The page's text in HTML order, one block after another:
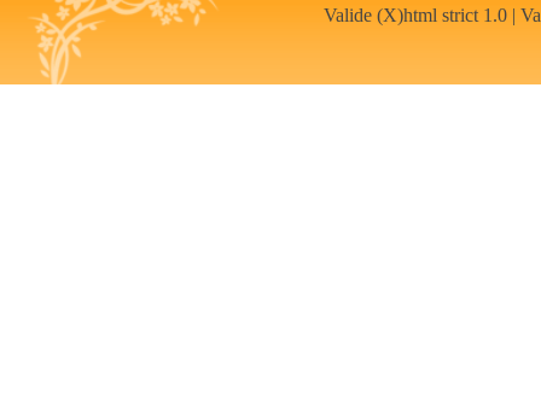
Valide (X)html strict 1.0 |